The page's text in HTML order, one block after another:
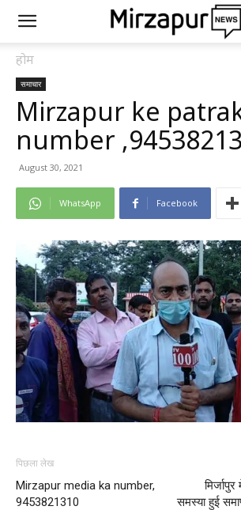
होम
समाचार
Mirzapur ke
number
August 30, 2021
WhatsApp Facebook
पिछला लेख
Mirzapur media ka number,
9453821310
समस्या हुई